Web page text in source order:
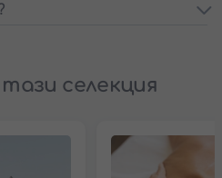
селекция